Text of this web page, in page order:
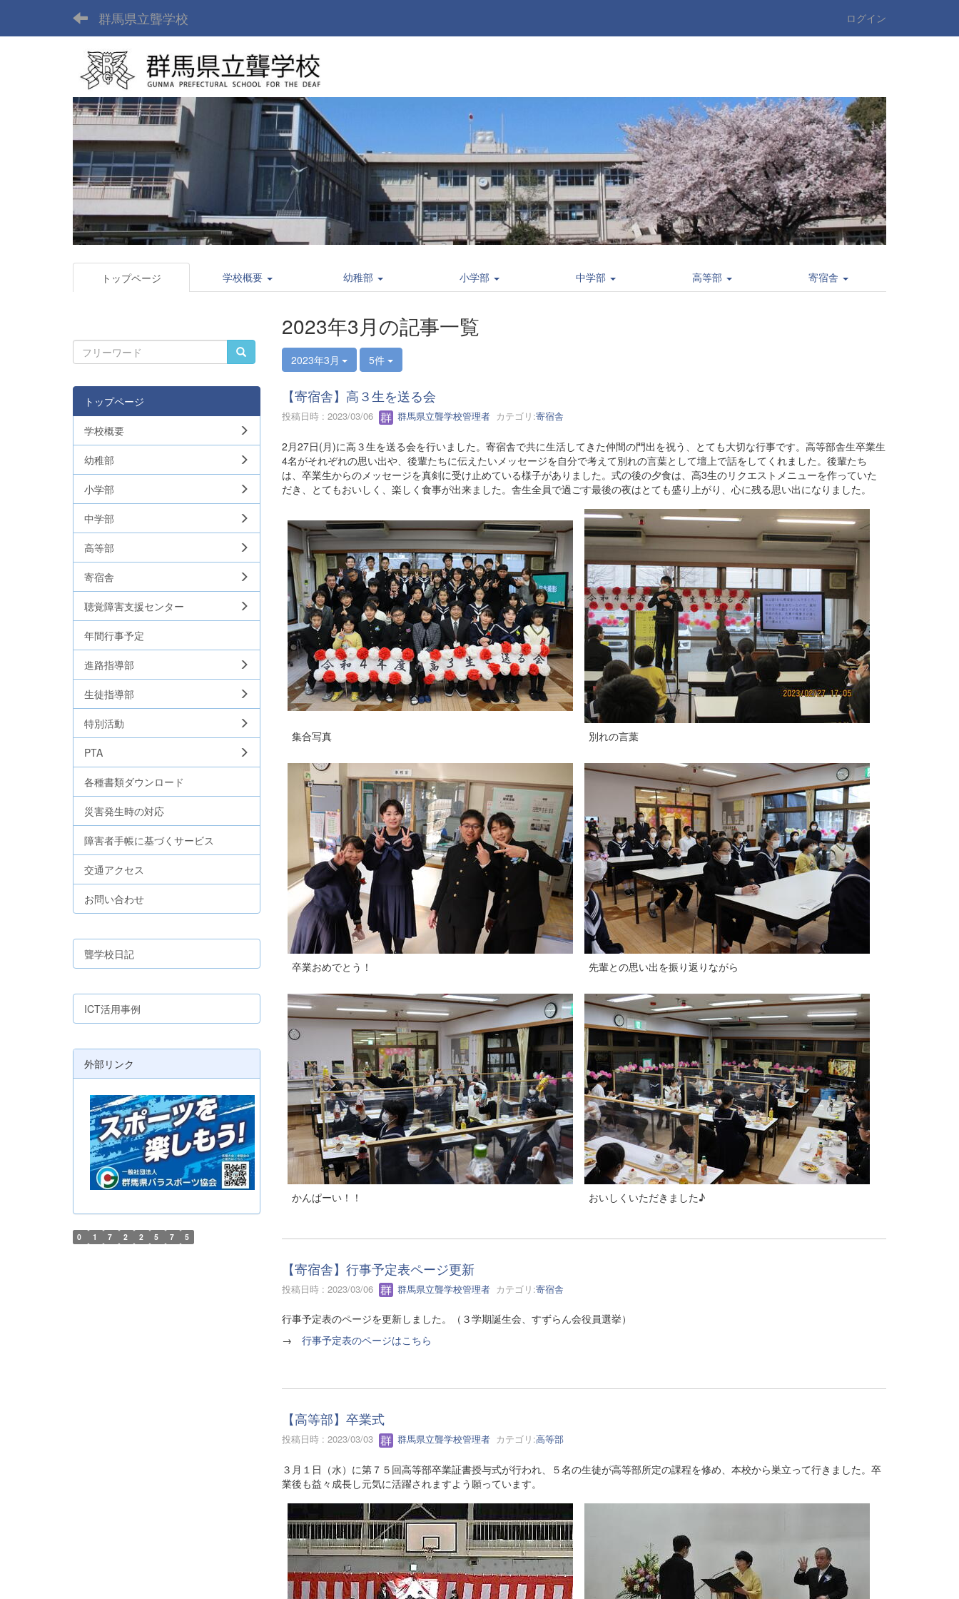
群馬県立聾学校 ログイン
トップページ 学校概要 幼稚部 小学部 中学部 高等部 寄宿舎
2023年3月の記事一覧
2023年3月 5件
【寄宿舎】高３生を送る会
投稿日時 : 2023/03/06 群馬県立聾学校管理者カテゴリ:寄宿舎
2月27日(月)に高３生を送る会を行いました。寄宿舎で共に生活してきた仲間の門出を祝う、とても大切な行事です。高等部舎生卒業生
4名がそれぞれの思い出や、後輩たちに伝えたいメッセージを自分で考えて別れの言葉として壇上で話をしてくれました。後輩たち
は、卒業生からのメッセージを真剣に受け止めている様子がありました。式の後の夕食は、高3生のリクエストメニューを作っていた
だき、とてもおいしく、楽しく食事が出来ました。舎生全員で過ごす最後の夜はとても盛り上がり、心に残る思い出になりました。
集合写真 別れの言葉
卒業おめでとう！ 先輩との思い出を振り返りながら
かんぱーい！！ おいしくいただきました♪
【寄宿舎】行事予定表ページ更新
投稿日時 : 2023/03/06 群馬県立聾学校管理者カテゴリ:寄宿舎
行事予定表のページを更新しました。（３学期誕生会、すずらん会役員選挙）
→ 行事予定表のページはこちら
【高等部】卒業式
投稿日時 : 2023/03/03 群馬県立聾学校管理者カテゴリ:高等部
３月１日（水）に第７５回高等部卒業証書授与式が行われ、５名の生徒が高等部所定の課程を修め、本校から巣立って行きました。卒
業後も益々成長し元気に活躍されますよう願っています。
トップページ
学校概要
幼稚部
小学部
中学部
高等部
寄宿舎
聴覚障害支援センター
年間行事予定
進路指導部
生徒指導部
特別活動
PTA
各種書類ダウンロード
災害発生時の対応
障害者手帳に基づくサービス
交通アクセス
お問い合わせ
聾学校日記
ICT活用事例
外部リンク
0 1 7 2 2 5 7 5